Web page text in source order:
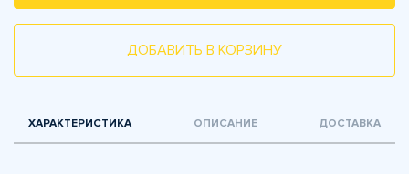
ДОБАВИТЬ В КОРЗИНУ
ХАРАКТЕРИСТИКА ОПИСАНИЕ ДОСТАВКА